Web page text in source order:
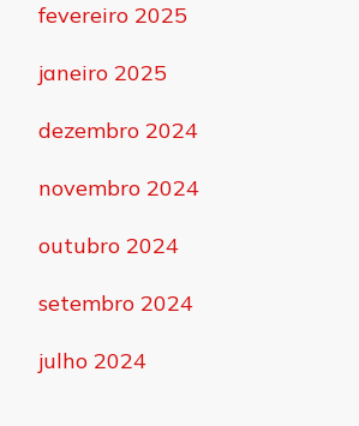
fevereiro 2025
janeiro 2025
dezembro 2024
novembro 2024
outubro 2024
setembro 2024
julho 2024